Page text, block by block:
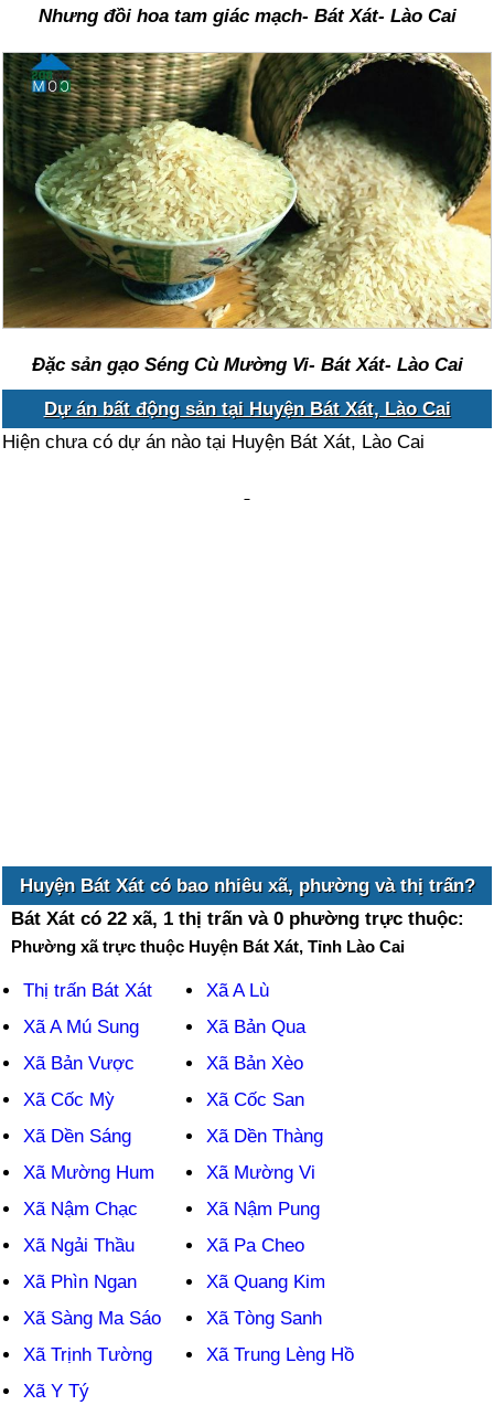
Nhưng đồi hoa tam giác mạch- Bát Xát- Lào Cai
Đặc sản gạo Séng Cù Mường Vi- Bát Xát- Lào Cai
Dự án bất động sản tại Huyện Bát Xát, Lào Cai
Hiện chưa có dự án nào tại Huyện Bát Xát, Lào Cai
Huyện Bát Xát có bao nhiêu xã, phường và thị trấn?
Bát Xát có 22 xã, 1 thị trấn và 0 phường trực thuộc:
Phường xã trực thuộc Huyện Bát Xát, Tỉnh Lào Cai
Thị trấn Bát Xát
Xã A Lù
Xã A Mú Sung
Xã Bản Qua
Xã Bản Vược
Xã Bản Xèo
Xã Cốc Mỳ
Xã Cốc San
Xã Dền Sáng
Xã Dền Thàng
Xã Mường Hum
Xã Mường Vi
Xã Nậm Chạc
Xã Nậm Pung
Xã Ngải Thầu
Xã Pa Cheo
Xã Phìn Ngan
Xã Quang Kim
Xã Sàng Ma Sáo
Xã Tòng Sanh
Xã Trịnh Tường
Xã Trung Lèng Hồ
Xã Y Tý